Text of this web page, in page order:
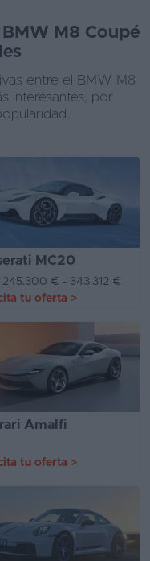
M8 Coupé
entre el BMW M8
interesantes, por
MC20
245.300 € - 343.312 €
tu oferta >
Amalfi
tu oferta >